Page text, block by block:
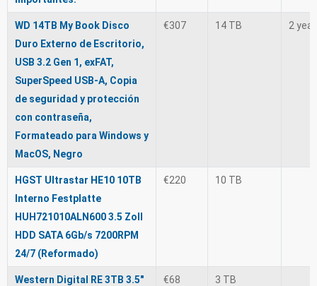
WD 14TB My Book Disco
Duro Externo de Escritorio,
USB 3.2 Gen 1, exFAT,
SuperSpeed USB-A, Copia
de seguridad y protección
con contraseña,
Formateado para Windows y
MacOS, Negro
€307 14 TB 2
HGST Ultrastar HE10 10TB
Interno Festplatte
HUH721010ALN600 3.5 Zoll
HDD SATA 6Gb/s 7200RPM
24/7 (Reformado)
€220 10 TB
Western Digital RE 3TB 3.5"
€68 3 TB